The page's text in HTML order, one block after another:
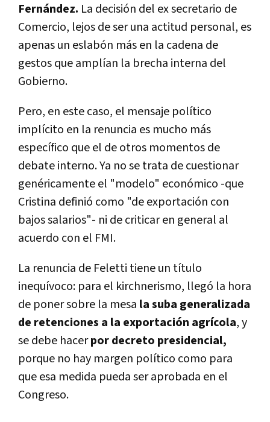
Fernández. La decisión del ex secretario de
Comercio, lejos de ser una actitud personal, es
apenas un eslabón más en la cadena de
gestos que amplían la brecha interna del
Gobierno.
Pero, en este caso, el mensaje político
implícito en la renuncia es mucho más
específico que el de otros momentos de
debate interno. Ya no se trata de cuestionar
genéricamente el "modelo" económico -que
Cristina definió como "de exportación con
bajos salarios"- ni de criticar en general al
acuerdo con el FMI.
La renuncia de Feletti tiene un título
inequívoco: para el kirchnerismo, llegó la hora
de poner sobre la mesa la suba generalizada
de retenciones a la exportación agrícola, y
se debe hacerpor decreto presidencial,
porque no hay margen político como para
que esa medida pueda ser aprobada en el
Congreso.